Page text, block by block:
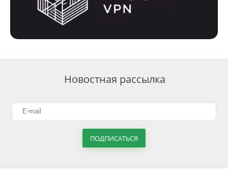
Новостная рассылка
ПОДПИСАТЬСЯ